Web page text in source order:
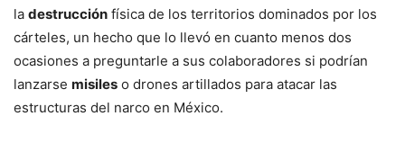
la destrucción física de los territorios dominados por los
cárteles, un hecho que lo llevó en cuanto menos dos
ocasiones a preguntarle a sus colaboradores si podrían
lanzarse misiles o drones artillados para atacar las
estructuras del narco en México.